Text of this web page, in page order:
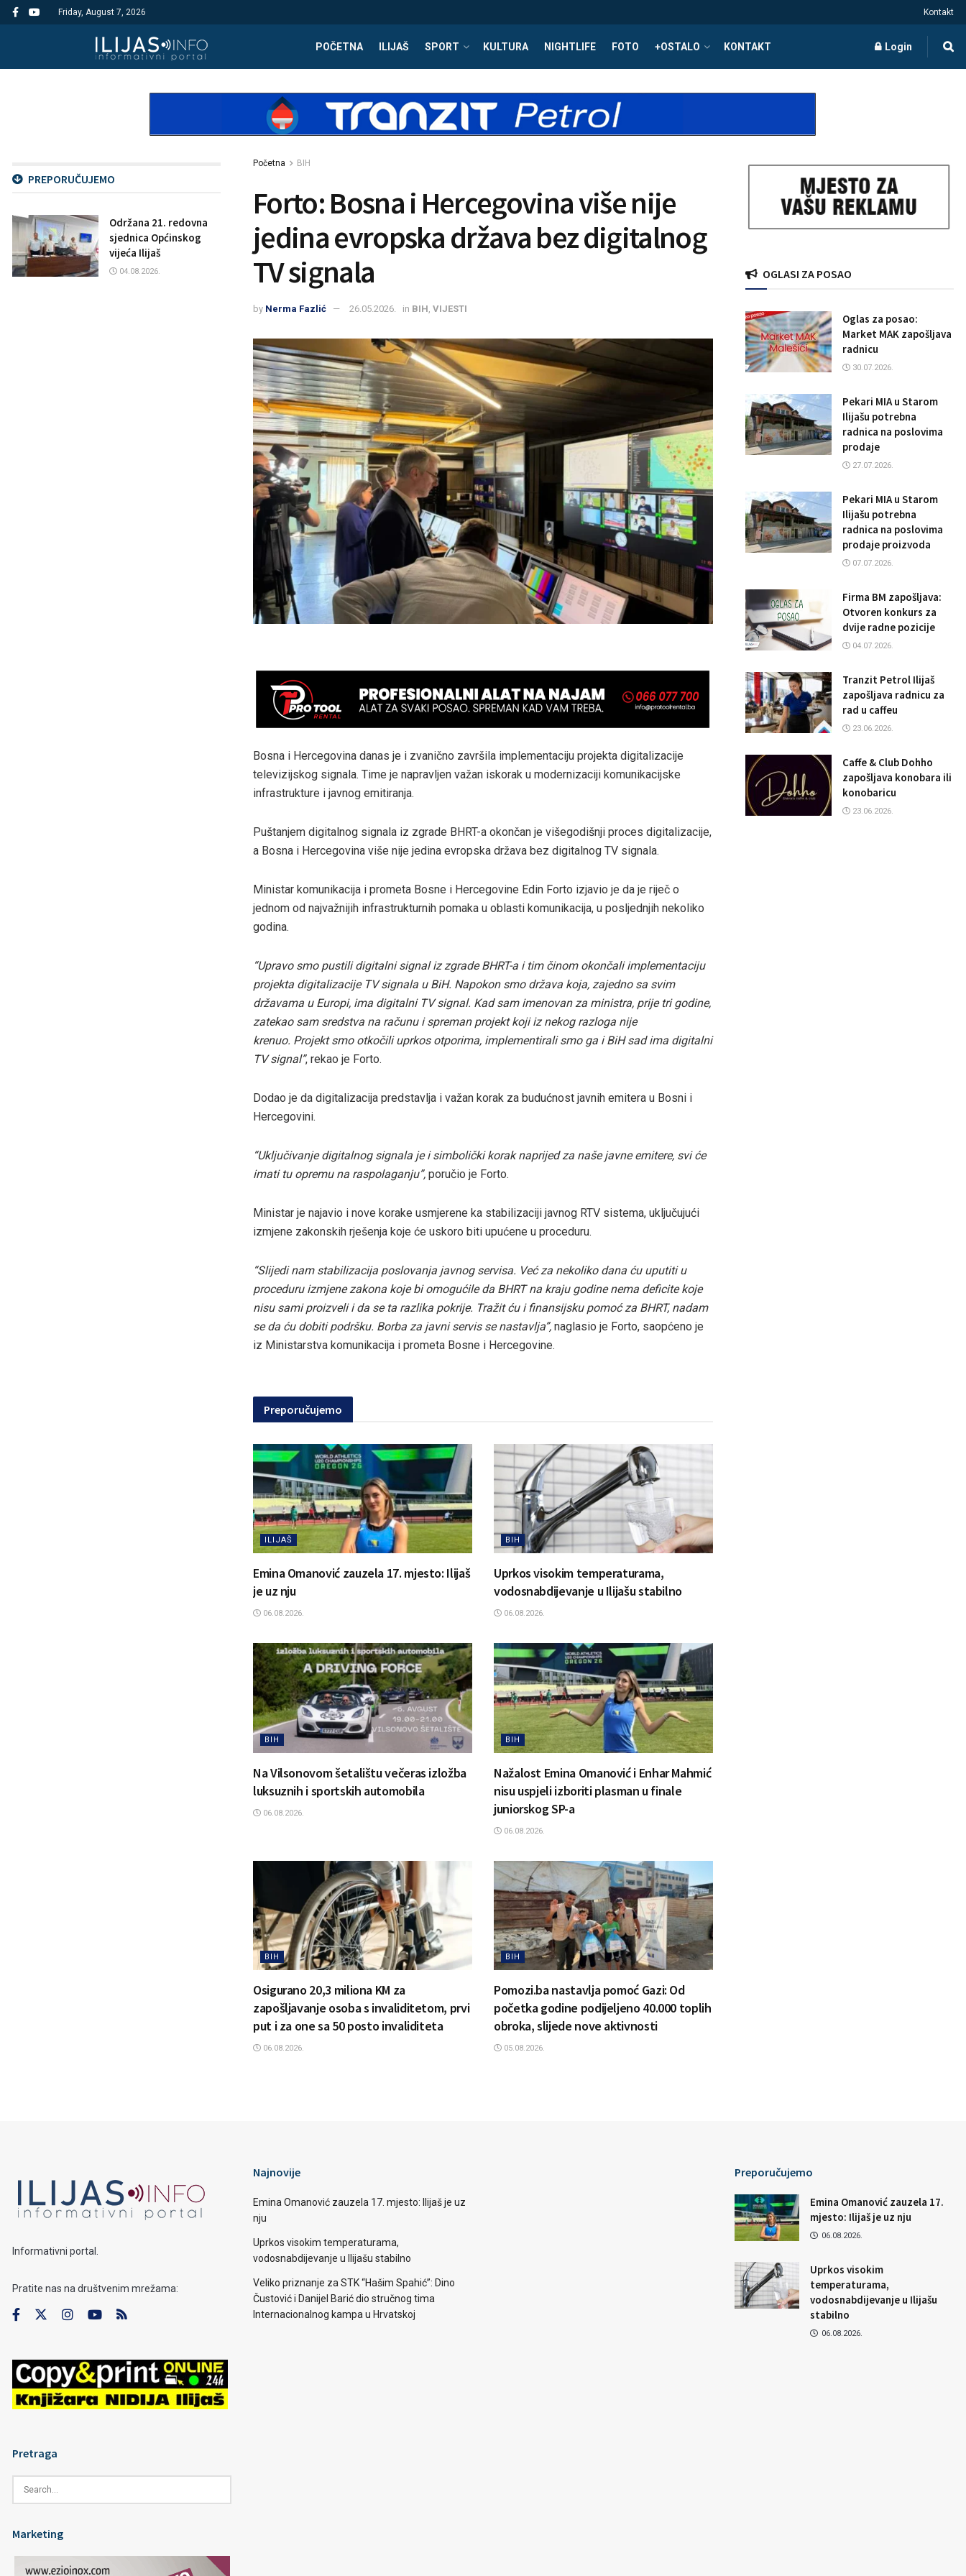
Friday, August 7, 2026 Kontakt
POČETNA ILIJAŠ SPORT KULTURA NIGHTLIFE FOTO +OSTALO KONTAKT Login
Početna BIH
Forto: Bosna i Hercegovina više nije
jedina evropska država bez digitalnog
TV signala
by Nerma Fazlić 26.05.2026. in BIH VIJESTI
Bosna i Hercegovina danas je i zvanično završila implementaciju projekta digitalizacije
televizijskog signala. Time je napravljen važan iskorak u modernizaciji komunikacijske
infrastrukture i javnog emitiranja.
Puštanjem digitalnog signala iz zgrade BHRT-a okončan je višegodišnji proces digitalizacije,
a Bosna i Hercegovina više nije jedina evropska država bez digitalnog TV signala.
Ministar komunikacija i prometa Bosne i Hercegovine Edin Forto izjavio je da je riječ o
jednom od najvažnijih infrastrukturnih pomaka u oblasti komunikacija, u posljednjih nekoliko
godina.
“Upravo smo pustili digitalni signal iz zgrade BHRT-a i tim činom okončali implementaciju
projekta digitalizacije TV signala u BiH. Napokon smo država koja, zajedno sa svim
državama u Europi, ima digitalni TV signal. Kad sam imenovan za ministra, prije tri godine,
zatekao sam sredstva na računu i spreman projekt koji iz nekog razloga nije
krenuo. Projekt smo otkočili uprkos otporima, implementirali smo ga i BiH sad ima digitalni
TV signal”, rekao je Forto.
Dodao je da digitalizacija predstavlja i važan korak za budućnost javnih emitera u Bosni i
Hercegovini.
“Uključivanje digitalnog signala je i simbolički korak naprijed za naše javne emitere, svi će
imati tu opremu na raspolaganju”, poručio je Forto.
Ministar je najavio i nove korake usmjerene ka stabilizaciji javnog RTV sistema, uključujući
izmjene zakonskih rješenja koje će uskoro biti upućene u proceduru.
“Slijedi nam stabilizacija poslovanja javnog servisa. Već za nekoliko dana ću uputiti u
proceduru izmjene zakona koje bi omogućile da BHRT na kraju godine nema deficite koje
nisu sami proizveli i da se ta razlika pokrije. Tražit ću i finansijsku pomoć za BHRT, nadam
se da ću dobiti podršku. Borba za javni servis se nastavlja”, naglasio je Forto, saopćeno je
iz Ministarstva komunikacija i prometa Bosne i Hercegovine.
Preporučujemo
ILIJAŠ
Emina Omanović zauzela 17. mjesto: Ilijaš
je uz nju
06.08.2026.
BIH
Uprkos visokim temperaturama,
vodosnabdijevanje u Ilijašu stabilno
06.08.2026.
BIH
Na Vilsonovom šetalištu večeras izložba
luksuznih i sportskih automobila
06.08.2026.
BIH
Nažalost Emina Omanović i Enhar Mahmić
nisu uspjeli izboriti plasman u finale
juniorskog SP-a
06.08.2026.
BIH
Osigurano 20,3 miliona KM za
zapošljavanje osoba s invaliditetom, prvi
put i za one sa 50 posto invaliditeta
06.08.2026.
BIH
Pomozi.ba nastavlja pomoć Gazi: Od
početka godine podijeljeno 40.000 toplih
obroka, slijede nove aktivnosti
05.08.2026.
PREPORUČUJEMO
Održana 21. redovna
sjednica Općinskog
vijeća Ilijaš
04.08.2026. OGLASI ZA POSAO
Oglas za posao:
Market MAK zapošljava
radnicu
30.07.2026.
Pekari MIA u Starom
Ilijašu potrebna
radnica na poslovima
prodaje
27.07.2026.
Pekari MIA u Starom
Ilijašu potrebna
radnica na poslovima
prodaje proizvoda
07.07.2026.
Firma BM zapošljava:
Otvoren konkurs za
dvije radne pozicije
04.07.2026.
Tranzit Petrol Ilijaš
zapošljava radnicu za
rad u caffeu
23.06.2026.
Caffe & Club Dohho
zapošljava konobara ili
konobaricu
23.06.2026.
Informativni portal.
Pratite nas na društvenim mrežama:
Pretraga
Marketing
Najnovije
Emina Omanović zauzela 17. mjesto: Ilijaš je uz
nju
Uprkos visokim temperaturama,
vodosnabdijevanje u Ilijašu stabilno
Veliko priznanje za STK “Hašim Spahić”: Dino
Čustović i Danijel Barić dio stručnog tima
Internacionalnog kampa u Hrvatskoj
Preporučujemo
Emina Omanović zauzela 17.
mjesto: Ilijaš je uz nju
06.08.2026.
Uprkos visokim
temperaturama,
vodosnabdijevanje u Ilijašu
stabilno
06.08.2026.